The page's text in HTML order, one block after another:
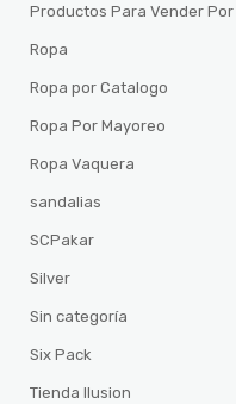
Productos Para Vender
Ropa
Ropa por Catalogo
Ropa Por Mayoreo
Ropa Vaquera
sandalias
SCPakar
Silver
Sin categoría
Six Pack
Tienda Ilusion